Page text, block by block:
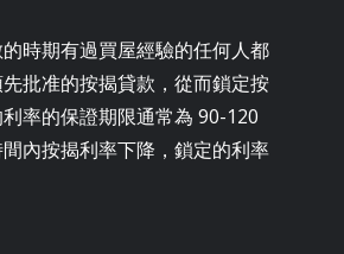
時期有過買屋經驗的任何人都
批准的按揭貸款，從而鎖定按
率的保證期限通常為 90-120
內按揭利率下降，鎖定的利率